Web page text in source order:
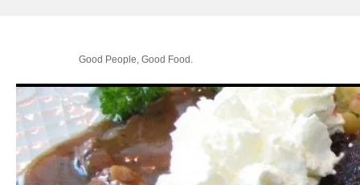
.Good People, Good Food